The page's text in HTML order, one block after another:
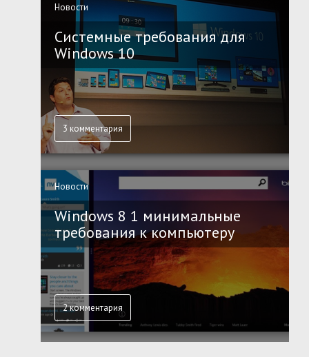
Новости
Системные требования для
Windows 10
3 комментария
Новости
Windows 8 1 минимальные
требования к компьютеру
2 комментария